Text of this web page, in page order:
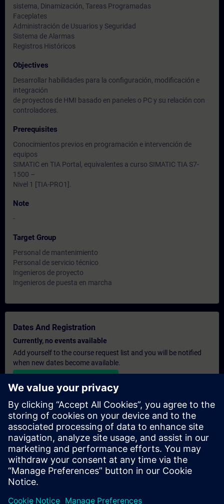
sistema, Dinamización, Tareas Programadas
Faceplates
Administración de Usuarios y Seguridad
Sistema de Alarmas
Registros Históricos
Objectives
Desarrollar habilidades para la configuración, modificación e
integración
de proyectos de HMI basado en paneles o PC y su relación con
controladores.
Prerequisites
Conocimientos previos en programación e intervención de
equipos
SIMATIC en TIA Portal, equivalentes a curso SIMATIC TIA S7-
1500 –
Nivel 1 [TIA-PRO1].
Note
-
Target Group
Personal de mantenimiento
Personal de servicio técnico
Ingenieros de proyecto
Ingenieros de puesta en marcha
Dates And Registration
Currently, no events available
Add yourself to the course request list and you will be notified
when new dates become available.
Personalised Quotation
If you require a standard list price quotation for this training, for
example for your purchasing department, then please click the
link below. You first need to provide some personal details and
after this a quotation will be emailed to you.
Provide Quotation